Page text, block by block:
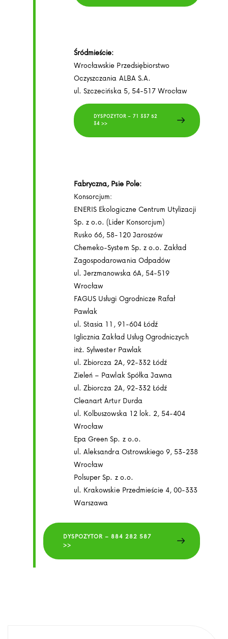
Śródmieście:
Wrocławskie Przedsiębiorstwo
Oczyszczania ALBA S.A.
ul. Szczecińska 5, 54-517 Wrocław
DYSPOZYTOR – 71 337 52
34 >>
Fabryczna, Psie Pole:
Konsorcjum:
ENERIS Ekologiczne Centrum Utylizacji
Sp. z o.o. (Lider Konsorcjum)
Rusko 66, 58-120 Jaroszów
Chemeko-System Sp. z o.o. Zakład
Zagospodarowania Odpadów
ul. Jerzmanowska 6A, 54-519
Wrocław
FAGUS Usługi Ogrodnicze Rafał
Pawlak
ul. Stasia 11, 91-604 Łódź
Iglicznia Zakład Usług Ogrodniczych
inż. Sylwester Pawlak
ul. Zbiorcza 2A, 92-332 Łódź
Zieleń – Pawlak Spółka Jawna
ul. Zbiorcza 2A, 92-332 Łódź
Cleanart Artur Durda
ul. Kolbuszowska 12 lok. 2, 54-404
Wrocław
Epa Green Sp. z o.o.
ul. Aleksandra Ostrowskiego 9, 53-238
Wrocław
Polsuper Sp. z o.o.
ul. Krakowskie Przedmieście 4, 00-333
Warszawa
DYSPOZYTOR – 884 282 587
>>